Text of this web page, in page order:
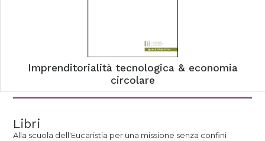
Imprenditorialità tecnologica & economia
circolare
Libri
Alla scuola dell'Eucaristia per una missione senza confini